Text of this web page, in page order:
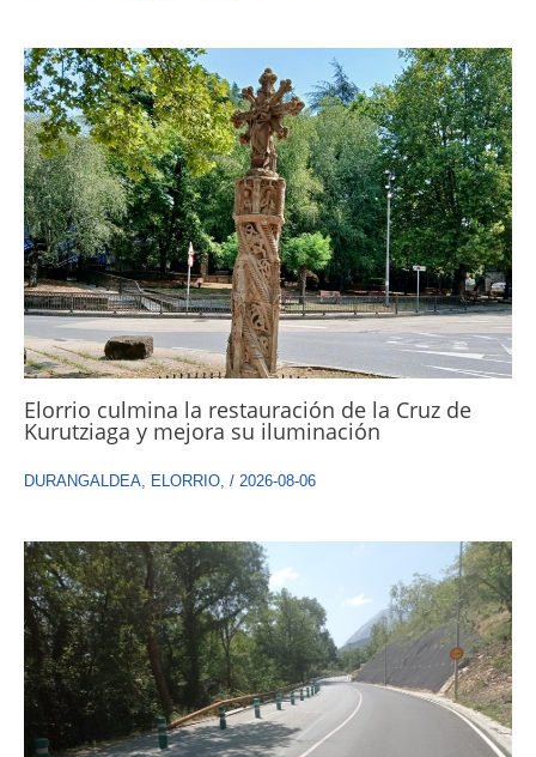
Elorrio culmina la restauración de la Cruz de
Kurutziaga y mejora su iluminación
DURANGALDEA ELORRIO / 2026-08-06